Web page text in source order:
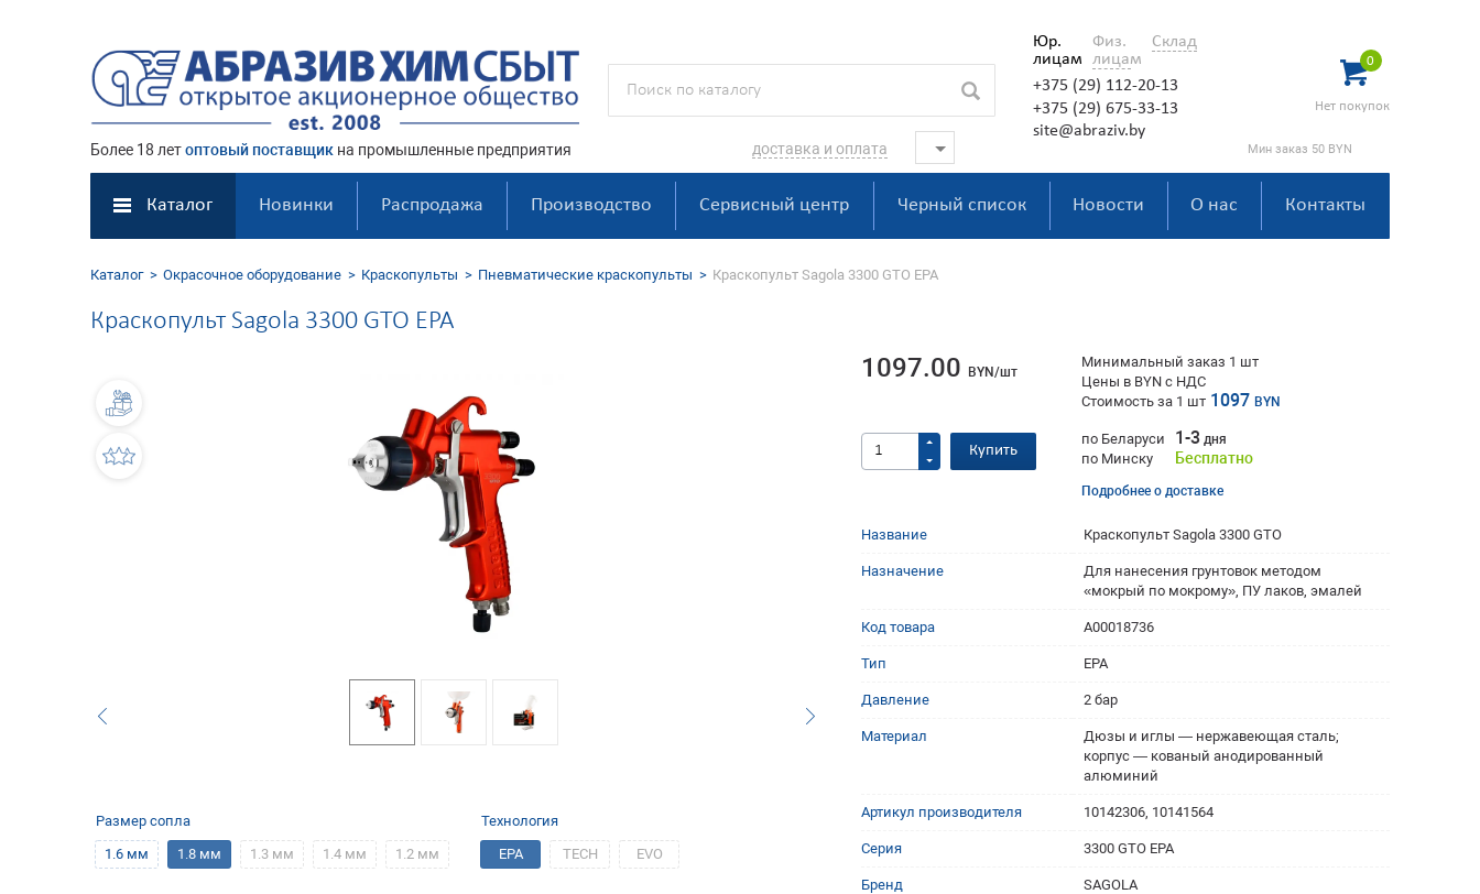
Юр.
лицам
Физ.
лицам
Склад
+375 (29) 112-20-13
+375 (29) 675-33-13
site@abraziv.by
0
Нет покупок
Более 18 летоптовый поставщик на промышленные предприятия доставка и оплата Мин заказ 50 BYN
Каталог Новинки Распродажа Производство Сервисный центр Черный список Новости О нас Контакты
Каталог Окрасочное оборудование Краскопульты Пневматические краскопульты Краскопульт Sagola 3300 GTO EPA
Краскопульт Sagola 3300 GTO EPA
Размер сопла
1.6 мм
1.8 мм 1.3 мм 1.4 мм 1.2 мм
Технология
EPA
TECH EVO
1097.00 BYN/шт
Минимальный заказ 1 шт
Цены в BYN с НДС
Стоимость за 1 шт 1097 BYN
Купить
по Беларуси 1-3 дня
по Минску Бесплатно
Подробнее о доставке
Название Краскопульт Sagola 3300 GTO
Назначение
Для нанесения грунтовок методом
«мокрый по мокрому», ПУ лаков, эмалей
Код товара A00018736
Тип EPA
Давление 2 бар
Материал
Дюзы и иглы — нержавеющая сталь;
корпус — кованый анодированный
алюминий
Артикул производителя 10142306, 10141564
Серия 3300 GTO EPA
Бренд SAGOLA